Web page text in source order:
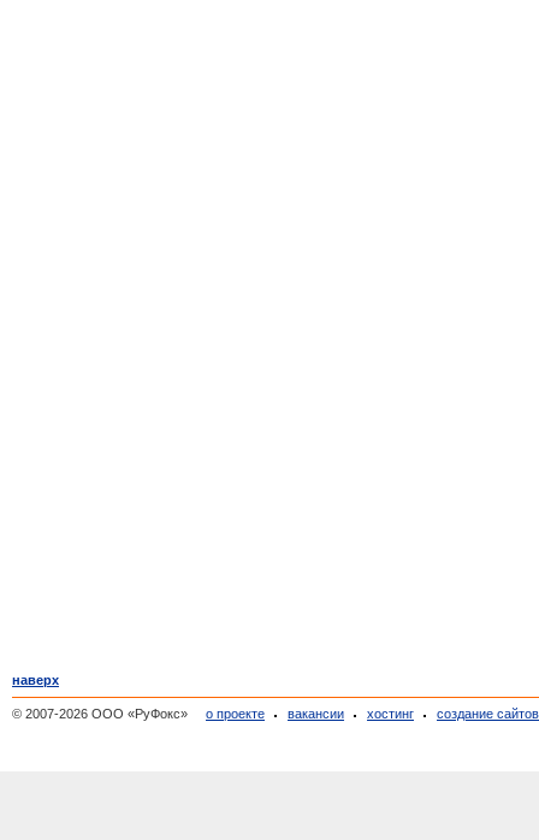
наверх
© 2007-2026 ООО «РуФокс» о проекте вакансии хостинг создание сайтов